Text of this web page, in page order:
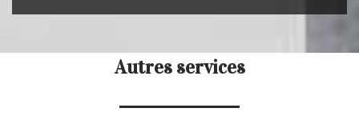
Autres services